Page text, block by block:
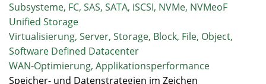
Subsysteme, FC, SAS, SATA, iSCSI, NVMe, NVMeoF
Unified Storage
Virtualisierung, Server, Storage, Block, File, Object,
Software Defined Datacenter
WAN-Optimierung, Applikationsperformance
Speicher- und Datenstrategien im Zeichen